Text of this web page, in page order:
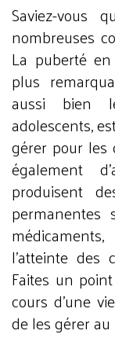
Saviez-
nombreuses
La puberté
plus
aussi bien
adolescents,
gérer pour les
également
produisent
l'atteinte des
Faites un
cours d'une
de les gérer